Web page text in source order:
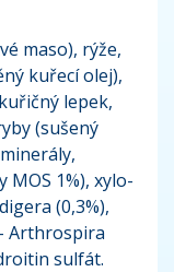
maso), rýže,
kuřecí olej),
lepek,
(sušený
MOS 1%), xylo-
(0,3%),
Arthrospira
sulfát.